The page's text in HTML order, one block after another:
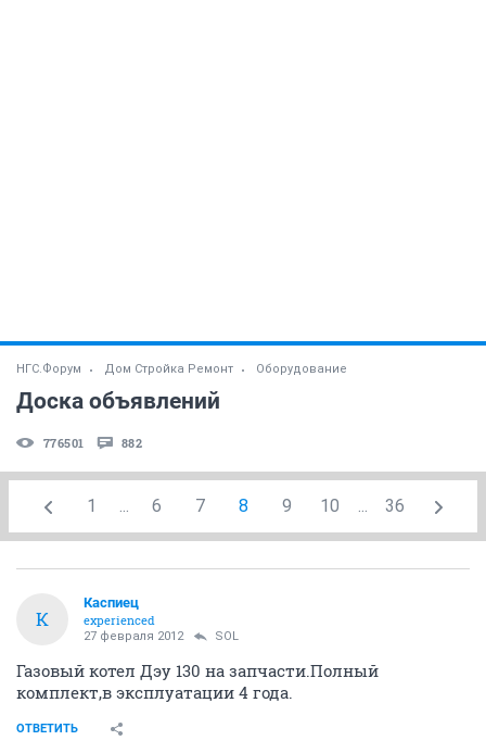
НГС.Форум Дом Стройка Ремонт Оборудование
Доска объявлений
776501 882
1 ... 6 7 8 9 10 ... 36
К
Каспиец
experienced
27 февраля 2012 SOL
Газовый котел Дэу 130 на запчасти.Полный
комплект,в эксплуатации 4 года.
ОТВЕТИТЬ